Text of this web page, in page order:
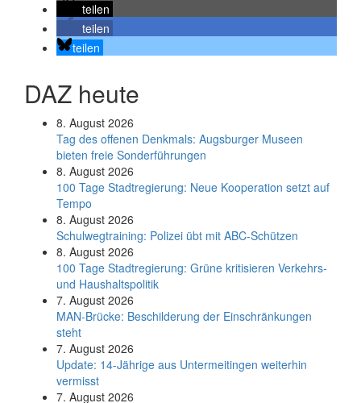
teilen
teilen
teilen
DAZ heute
8. August 2026
Tag des offenen Denkmals: Augsburger Museen
bieten freie Sonderführungen
8. August 2026
100 Tage Stadtregierung: Neue Kooperation setzt auf
Tempo
8. August 2026
Schul­weg­trai­ning: Poli­zei übt mit ABC-Schüt­zen
8. August 2026
100 Tage Stadtregierung: Grüne kritisieren Verkehrs-
und Haushaltspolitik
7. August 2026
MAN-Brücke: Beschilderung der Einschränkungen
steht
7. August 2026
Update: 14-Jährige aus Untermeitingen weiterhin
vermisst
7. August 2026